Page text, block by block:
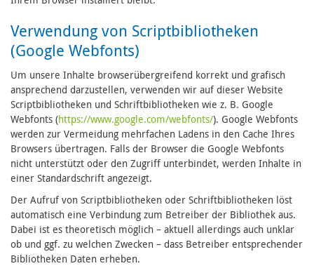
Verwendung von Scriptbibliotheken
(Google Webfonts)
Um unsere Inhalte browserübergreifend korrekt und grafisch
ansprechend darzustellen, verwenden wir auf dieser Website
Scriptbibliotheken und Schriftbibliotheken wie z. B. Google
Webfonts (https://www.google.com/webfonts/). Google Webfonts
werden zur Vermeidung mehrfachen Ladens in den Cache Ihres
Browsers übertragen. Falls der Browser die Google Webfonts
nicht unterstützt oder den Zugriff unterbindet, werden Inhalte in
einer Standardschrift angezeigt.
Der Aufruf von Scriptbibliotheken oder Schriftbibliotheken löst
automatisch eine Verbindung zum Betreiber der Bibliothek aus.
Dabei ist es theoretisch möglich – aktuell allerdings auch unklar
ob und ggf. zu welchen Zwecken – dass Betreiber entsprechender
Bibliotheken Daten erheben.